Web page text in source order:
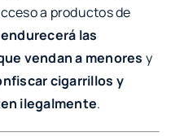
a productos de
endurecerá las
vendan a menores y
cigarrillos y
ilegalmente.